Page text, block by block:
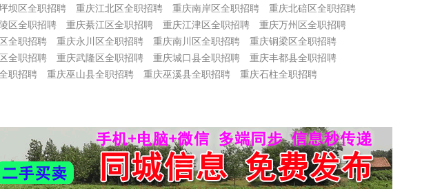
坝区全职招聘 重庆江北区全职招聘 重庆南岸区全职招聘
重庆北碚区全职招聘
区全职招聘 重庆綦江区全职招聘 重庆江津区全职招聘
重庆万州区全职招聘
全职招聘 重庆永川区全职招聘 重庆南川区全职招聘
重庆铜梁区全职招聘
全职招聘 重庆武隆区全职招聘 重庆城口县全职招聘
重庆丰都县全职招聘
职招聘 重庆巫山县全职招聘 重庆巫溪县全职招聘
重庆石柱全职招聘